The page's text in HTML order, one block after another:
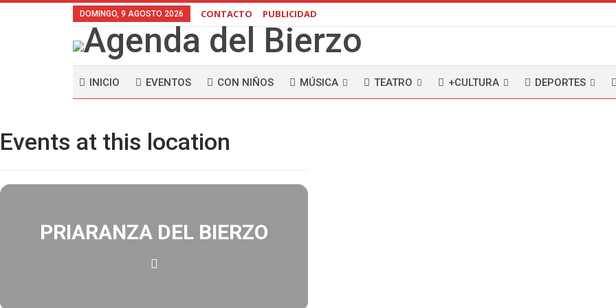
DOMINGO, 9 AGOSTO 2026 CONTACTO PUBLICIDAD
INICIO EVENTOS CON NIÑOS MÚSICA TEATRO +CULTURA DEPORTES
Events at this location
PRIARANZA DEL BIERZO